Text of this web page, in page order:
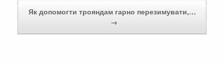
Як допомогти трояндам гарно перезимувати,…
→